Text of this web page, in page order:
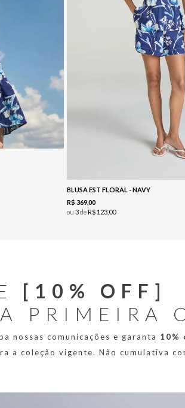
BLUSA EST FLORAL - NAVY
R$ 369,00
ou3deR$ 123 00
[10% OFF]
PRIMEIRA
nossas comunicações e garanta 10%
a coleção vigente. Não cumulativa